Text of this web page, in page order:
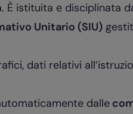
È istituita e disciplinata
Unitario (SIU)
dati relativi
dalle